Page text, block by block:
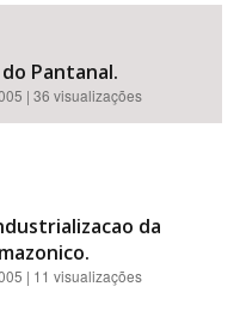
Pantanal.
| 36 visualizações
da
| 11 visualizações